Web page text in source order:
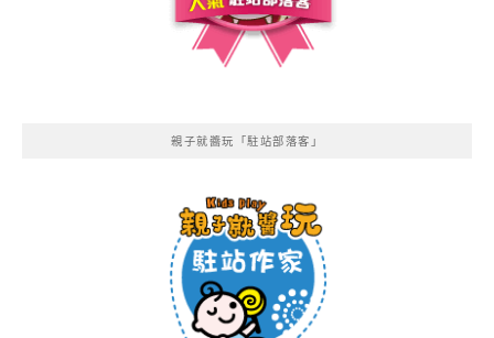
親子就醬玩「駐站部落客」